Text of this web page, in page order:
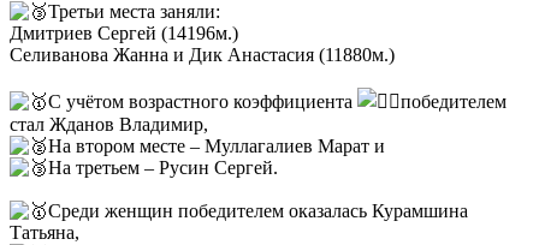
Третьи места заняли:
Дмитриев Сергей (14196м.)
Селиванова Жанна и Дик Анастасия (11880м.)
С учётом возрастного коэффициента
победителем
стал Жданов Владимир,
На втором месте – Муллагалиев Марат и
На третьем – Русин Сергей.
Среди женщин победителем оказалась Курамшина
Татьяна,